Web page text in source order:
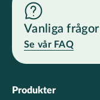
Vanliga frågor
Se vår FAQ
Footer
Produkter